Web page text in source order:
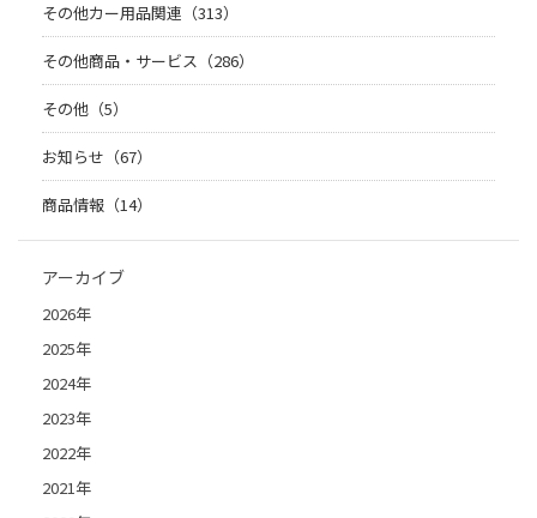
その他カー用品関連（313）
その他商品・サービス（286）
その他（5）
お知らせ（67）
商品情報（14）
アーカイブ
2026年
2025年
2024年
2023年
2022年
2021年